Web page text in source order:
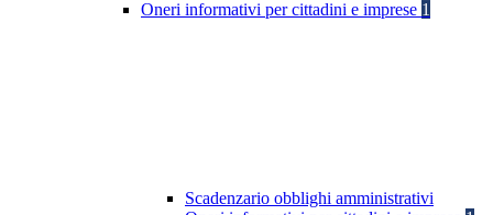
Oneri informativi per cittadini e imprese 1
Scadenzario obblighi amministrativi